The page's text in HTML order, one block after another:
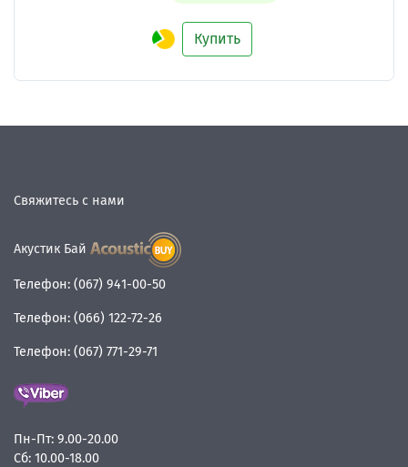
Купить
Свяжитесь с нами
Акустик Бай
Телефон: (067) 941-00-50
Телефон: (066) 122-72-26
Телефон: (067) 771-29-71
Пн-Пт: 9.00-20.00
Сб: 10.00-18.00